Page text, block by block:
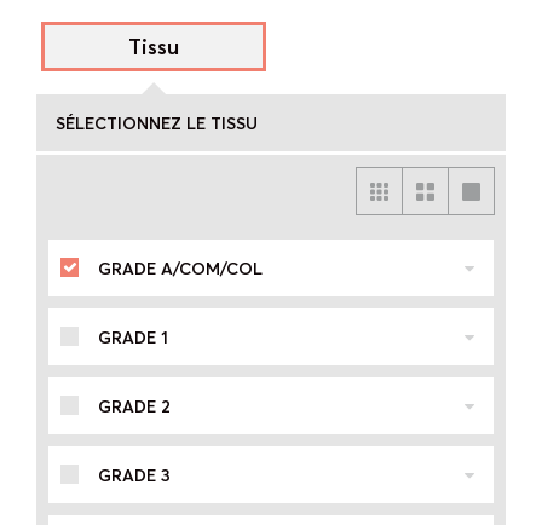
Tissu
SÉLECTIONNEZ LE TISSU
GRADE A/COM/COL
GRADE 1
GRADE 2
GRADE 3